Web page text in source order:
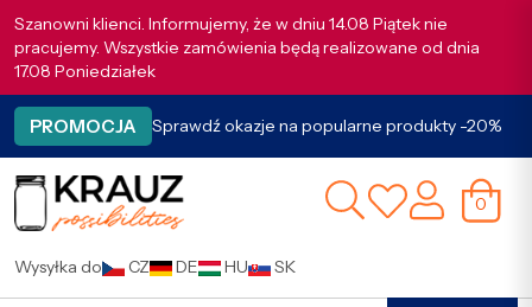
Szanowni klienci. Informujemy, że w dniu 14.08 Piątek nie
pracujemy. Wszystkie zamówienia będą realizowane od dnia
17.08 Poniedziałek
PROMOCJA Sprawdź okazje na popularne produkty -20%
0
Wysyłka do CZ DE HU SK